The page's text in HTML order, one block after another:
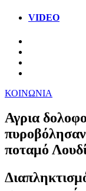
VIDEO
ΚΟΙΝΩΝΙΑ
Αγρια
ποταμό